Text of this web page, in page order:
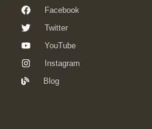
Facebook
Twitter
YouTube
Instagram
Blog